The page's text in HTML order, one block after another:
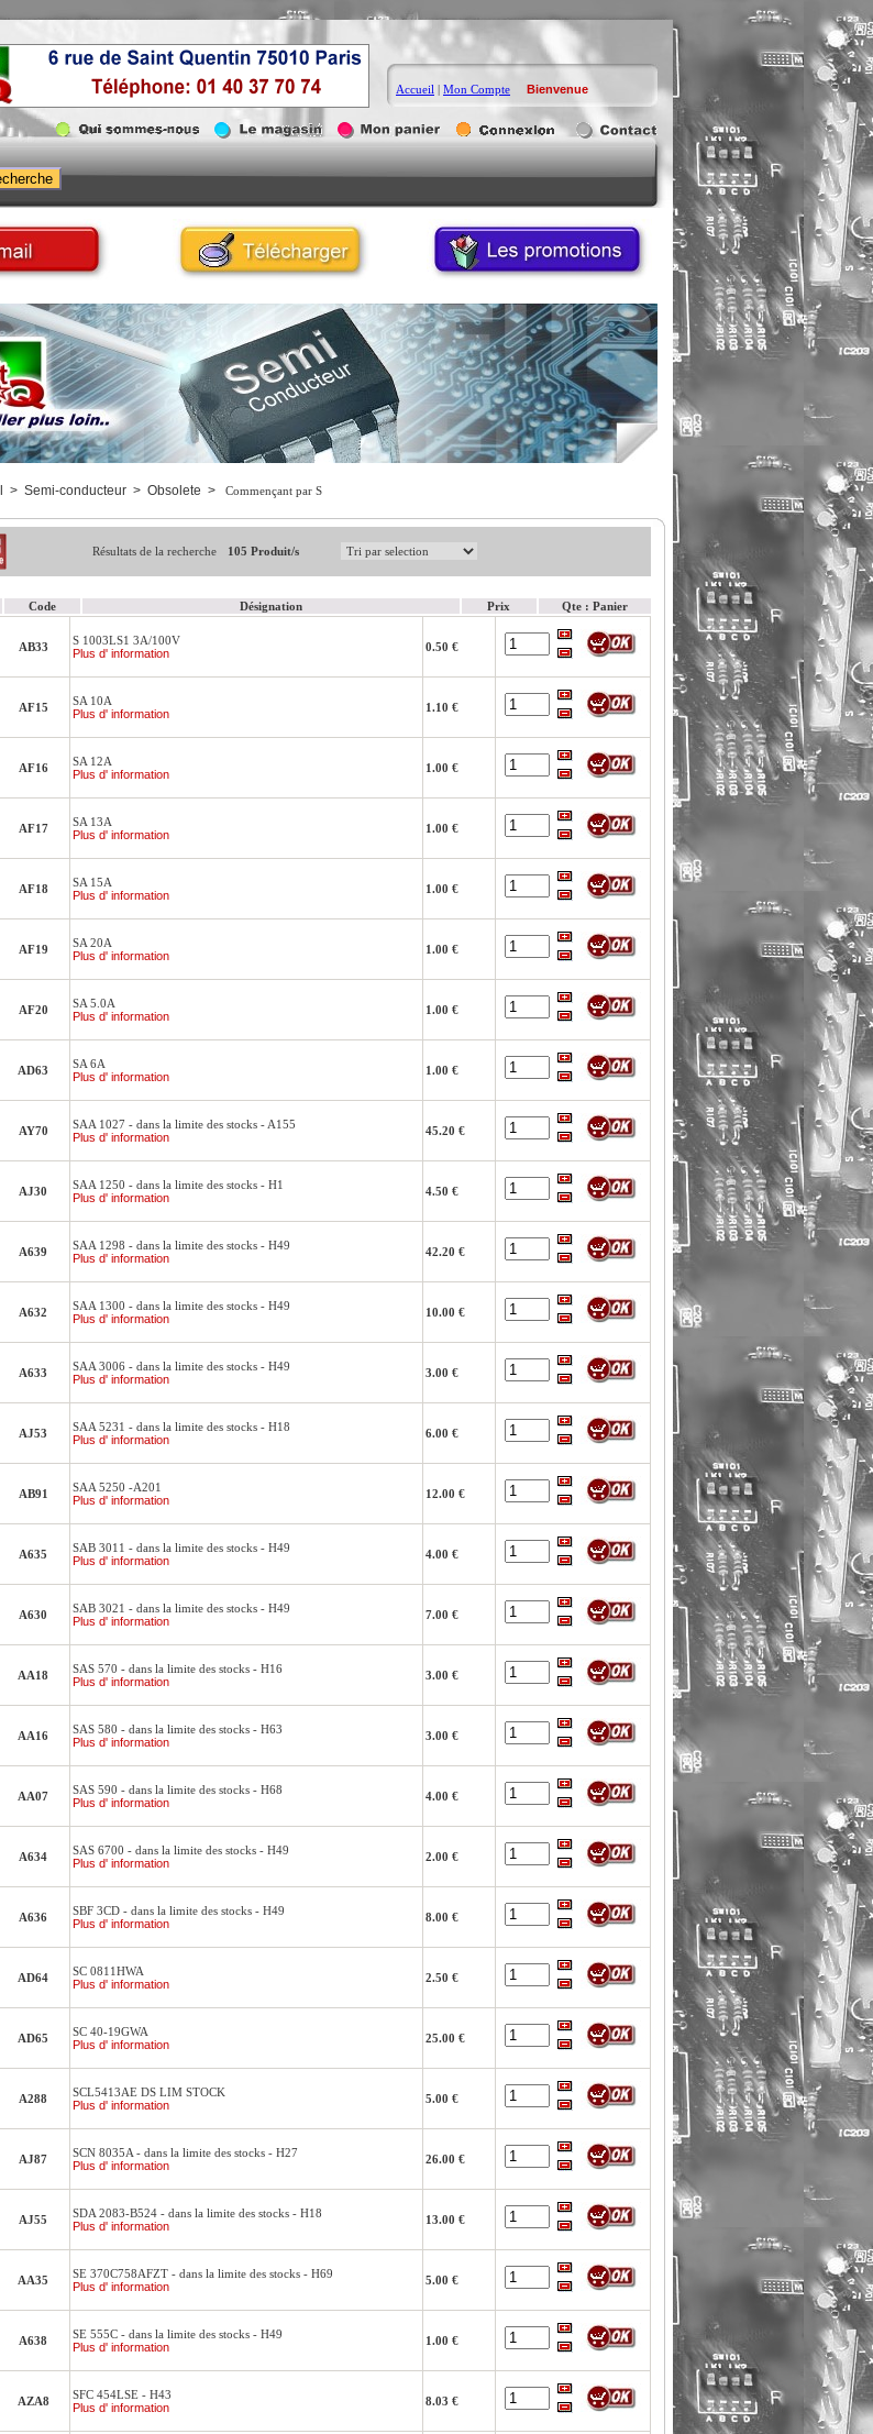
Accueil | Mon Compte Bienvenue
> Semi-conducteur> Obsolete > Commençant par S
Résultats de la recherche 105 Produit/s
Code Désignation Prix Qte : Panier
AB33
S 1003LS1 3A/100V
Plus d' information
0.50 €
AF15
SA 10A
Plus d' information
1.10 €
AF16
SA 12A
Plus d' information
1.00 €
AF17
SA 13A
Plus d' information
1.00 €
AF18
SA 15A
Plus d' information
1.00 €
AF19
SA 20A
Plus d' information
1.00 €
AF20
SA 5.0A
Plus d' information
1.00 €
AD63
SA 6A
Plus d' information
1.00 €
AY70
SAA 1027 - dans la limite des stocks - A155
Plus d' information
45.20 €
AJ30
SAA 1250 - dans la limite des stocks - H1
Plus d' information
4.50 €
A639
SAA 1298 - dans la limite des stocks - H49
Plus d' information
42.20 €
A632
SAA 1300 - dans la limite des stocks - H49
Plus d' information
10.00 €
A633
SAA 3006 - dans la limite des stocks - H49
Plus d' information
3.00 €
AJ53
SAA 5231 - dans la limite des stocks - H18
Plus d' information
6.00 €
AB91
SAA 5250 -A201
Plus d' information
12.00 €
A635
SAB 3011 - dans la limite des stocks - H49
Plus d' information
4.00 €
A630
SAB 3021 - dans la limite des stocks - H49
Plus d' information
7.00 €
AA18
SAS 570 - dans la limite des stocks - H16
Plus d' information
3.00 €
AA16
SAS 580 - dans la limite des stocks - H63
Plus d' information
3.00 €
AA07
SAS 590 - dans la limite des stocks - H68
Plus d' information
4.00 €
A634
SAS 6700 - dans la limite des stocks - H49
Plus d' information
2.00 €
A636
SBF 3CD - dans la limite des stocks - H49
Plus d' information
8.00 €
AD64
SC 0811HWA
Plus d' information
2.50 €
AD65
SC 40-19GWA
Plus d' information
25.00 €
A288
SCL5413AE DS LIM STOCK
Plus d' information
5.00 €
AJ87
SCN 8035A - dans la limite des stocks - H27
Plus d' information
26.00 €
AJ55
SDA 2083-B524 - dans la limite des stocks - H18
Plus d' information
13.00 €
AA35
SE 370C758AFZT - dans la limite des stocks - H69
Plus d' information
5.00 €
A638
SE 555C - dans la limite des stocks - H49
Plus d' information
1.00 €
AZA8
SFC 454LSE - H43
Plus d' information
8.03 €